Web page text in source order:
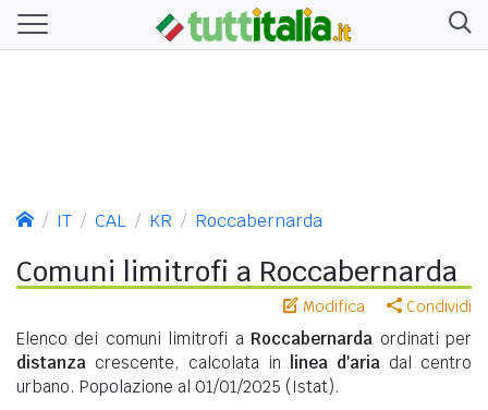
IT CAL KR Roccabernarda
Comuni limitrofi a Roccabernarda
Modifica Condividi
Elenco dei comuni limitrofi a Roccabernarda ordinati per
distanza crescente, calcolata in linea d'aria dal centro
urbano. Popolazione al 01/01/2025 (Istat).